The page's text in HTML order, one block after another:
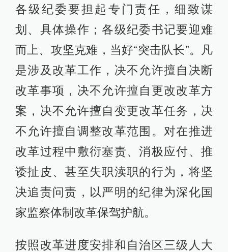
各级纪委要担起专门责任，细致谋
划、具体操作；各级纪委书记要迎难
而上、攻坚克难，当好“突击队长”。凡
是涉及改革工作，决不允许擅自决断
改革事项，决不允许擅自更改改革方
案，决不允许擅自变更改革任务，决
不允许擅自调整改革范围。对在推进
改革过程中敷衍塞责、消极应付、推
诿扯皮、甚至失职渎职的行为，将坚
决追责问责，以严明的纪律为深化国
家监察体制改革保驾护航。
按照改革进度安排和自治区三级人大